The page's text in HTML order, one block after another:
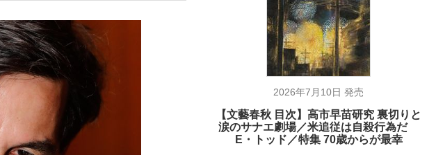
「敗因分析は一切聞かれなかった」侍ジャパン選手が証言した“NPB聞...
2026年7月10日 発売
【文藝春秋 目次】高市早苗研究 裏切りと
涙のサナエ劇場／米追従は自殺行為だ
E・トッド／特集 70歳からが最幸